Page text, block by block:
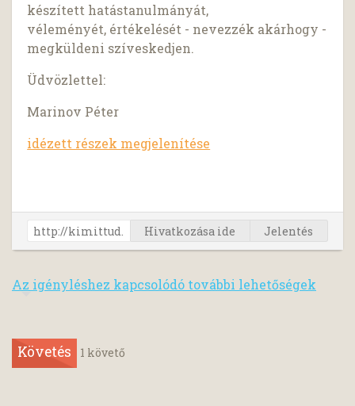
készített hatástanulmányát,
véleményét, értékelését - nevezzék akárhogy -
megküldeni szíveskedjen.
Üdvözlettel:
Marinov Péter
idézett részek megjelenítése
Hivatkozása ide Jelentés
Az igényléshez kapcsolódó további lehetőségek
Követés 1 követő